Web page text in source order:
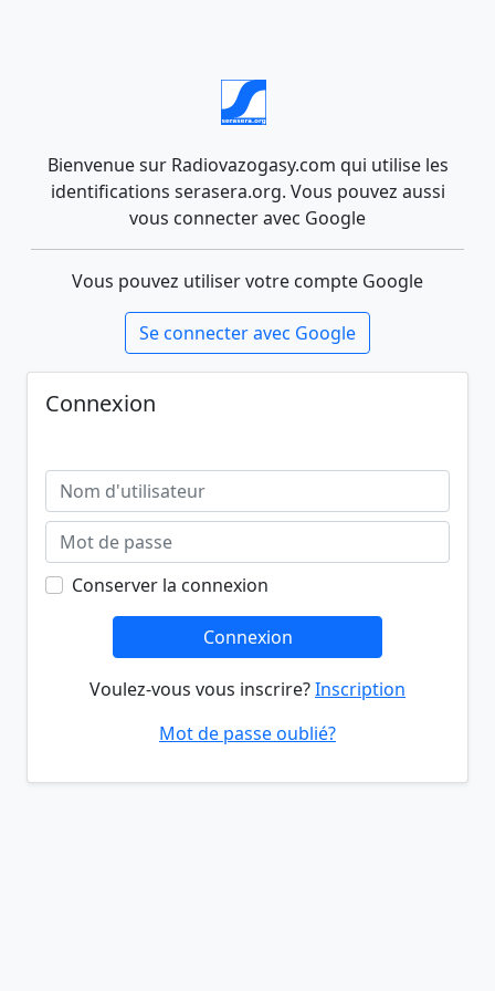
Bienvenue sur Radiovazogasy.com qui utilise les
identifications serasera.org. Vous pouvez aussi
vous connecter avec Google
Vous pouvez utiliser votre compte Google
Se connecter avec Google
Connexion
Conserver la connexion
Connexion
Voulez-vous vous inscrire?Inscription
Mot de passe oublié?